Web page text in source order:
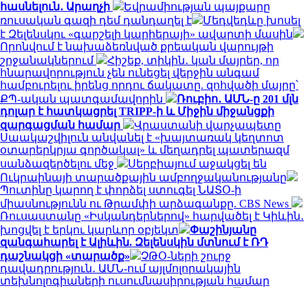
հասնելուն․ Արաղչի
Եվրամիության պայքարը
ռուսական գազի դեմ դանդաղել է
Մեդվեդևը խոսել
է Զելենսկու «գարշելի կարիերայի» ավարտի մասին
Որոնվում է նախաձեռնված քրեական վարույթի
շրջանակներում
Հիշեք, տիկին․ կան մայրեր, որ
հնարավորություն չեն ունեցել վերջին անգամ
համբուրելու իրենց որդու ճակատը. զոհվածի մայրը՝
ՔՊ-ական պատգամավորին
Ռուբիո․ ԱՄՆ-ը 201 մլն
դոլար է հատկացրել TRIPP-ի և Միջին միջանցքի
զարգացման համար
Վրաստանի վարչապետը
Սաակաշվիլուն անվանել է «խայտառակ կեղտոտ
օտարերկրյա գործակալ» և մեղադրել պատերազմ
սանձազերծելու մեջ
Սերբիայում աջակցել են
Ուկրաինայի տարածքային ամբողջականությանը
Պուտինը կարող է փորձել ստուգել ՆԱՏՕ-ի
միասնությունն ու Թրամփի արձագանքը. CBS News
Ռուսաստանը «Իսկանդերներով» հարվածել է Կիևին․
խոցվել է երկու կարևոր օբյեկտ
Փաշինյանը
զանգահարել է Ալիևին. Զելենսկին մտնում է ՌԴ
դաշնակցի «տարածք»
ՉԹՕ-ների շուրջ
դավադրություն․ ԱՄՆ-ում այլմոլորակային
տեխնոլոգիաների ուսումնասիրության համար